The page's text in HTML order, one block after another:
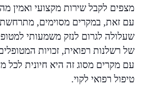
מצפים לקבל שירות מקצועי ואמין
עם זאת, במקרים מסוימים, מתרחשת
שעלולה לגרום לנזק משמעותי
של רשלנות רפואית, זכויות
עם מקרים מסוג זה היא חיונית לכל
טיפול רפואי לקוי.